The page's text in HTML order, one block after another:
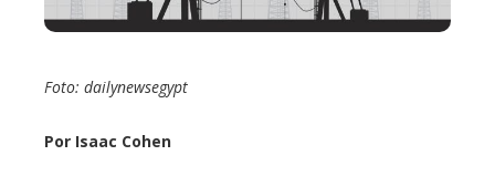
Foto: dailynewsegypt
Por Isaac Cohen